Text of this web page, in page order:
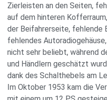
Zierleisten an den Seiten,
auf dem hinteren
der Beifahrerseite, fehlende
fehlendes
nicht sehr beliebt, während
und Händlern geschätzt
dank des Schalthebels am
Im Oktober 1953 kam die